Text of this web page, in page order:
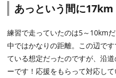
あっという間に17km
練習で走っていたのは5～10km
中ではかなりの距離。この辺で
ている想定だったのですが、沿
ーです！応援をもらって対応し